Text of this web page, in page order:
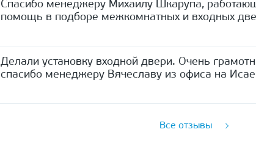
Спасибо менеджеру Михаилу Шкарупа,
помощь в подборе межкомнатных и входных
Делали установку входной двери. Очень
спасибо менеджеру Вячеславу из офиса на
Все отзывы